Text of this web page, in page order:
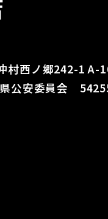
村西ノ郷242-1 A-
公安委員会